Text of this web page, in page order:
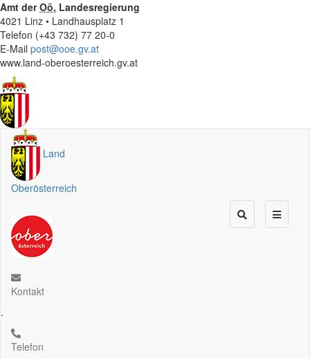
Amt derOö. Landesregierung
4021 Linz • Landhausplatz 1
Telefon (+43 732) 77 20-0
E-Mail post@ooe.gv.at
www.land-oberoesterreich.gv.at
Land
Oberösterreich
Kontakt
.
Telefon